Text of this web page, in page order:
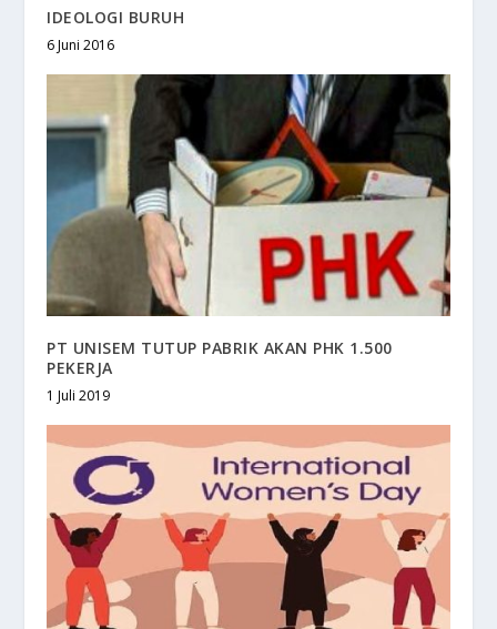
IDEOLOGI BURUH
6 Juni 2016
PT UNISEM TUTUP PABRIK AKAN PHK 1.500
PEKERJA
1 Juli 2019